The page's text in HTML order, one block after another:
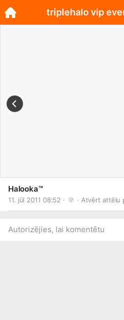
Halooka™
11. jūl 2011 08:52 · · Atvērt attēlu
Autorizējies, lai komentētu
triplehalo vip